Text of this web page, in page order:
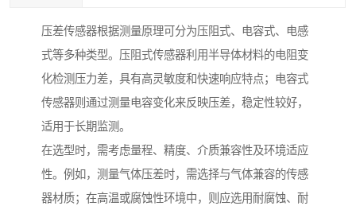
压差传感器根据测量原理可分为压阻式、电容式、电感
式等多种类型。压阻式传感器利用半导体材料的电阻变
化检测压力差，具有高灵敏度和快速响应特点；电容式
传感器则通过测量电容变化来反映压差，稳定性较好，
适用于长期监测。
在选型时，需考虑量程、精度、介质兼容性及环境适应
性。例如，测量气体压差时，需选择与气体兼容的传感
器材质；在高温或腐蚀性环境中，则应选用耐腐蚀、耐